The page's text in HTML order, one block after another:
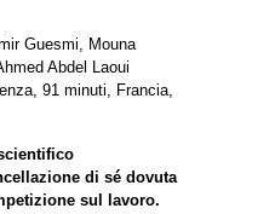
Guesmi, Mouna
Abdel Laoui
91 minuti, Francia,
di sé dovuta
sul lavoro.